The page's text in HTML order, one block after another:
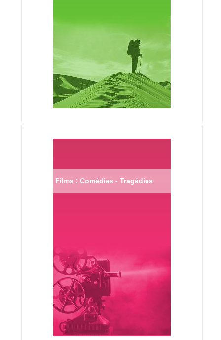
Films : Comédies - Tragédies